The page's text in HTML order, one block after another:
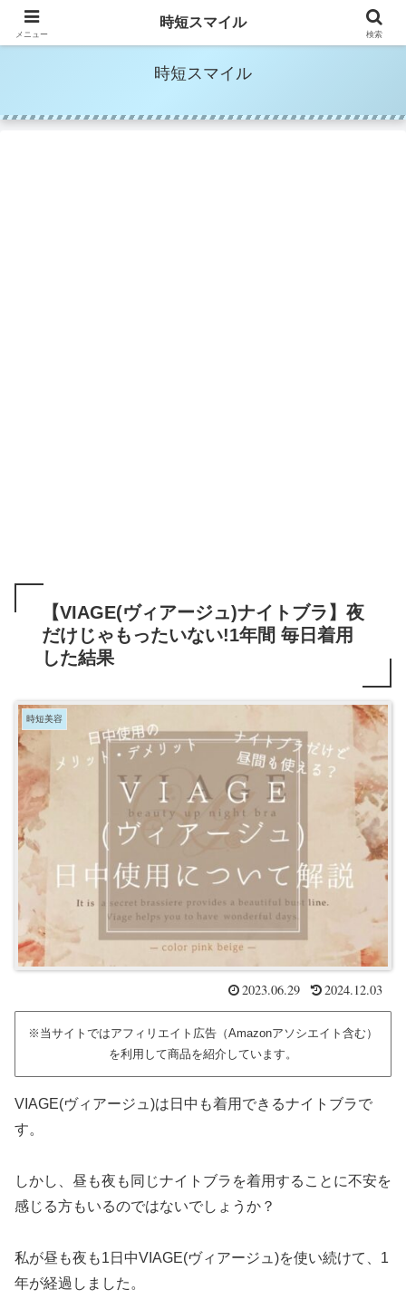
時短家事＆時短美容でママの笑顔を増やす
時短スマイル
【VIAGE(ヴィアージュ)ナイトブラ】夜
だけじゃもったいない!1年間 毎日着用
した結果
時短美容
2023.06.29 2024.12.03
※当サイトではアフィリエイト広告（Amazonアソシエイト含む）
を利用して商品を紹介しています。
VIAGE(ヴィアージュ)は日中も着用できるナイトブラで
す。
しかし、昼も夜も同じナイトブラを着用することに不安を
感じる方もいるのではないでしょうか？
私が昼も夜も1日中VIAGE(ヴィアージュ)を使い続けて、1
年が経過しました。
メニュー
時短スマイル
検索